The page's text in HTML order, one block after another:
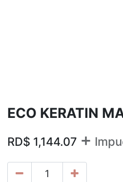
ECO KERATIN
RD$ 1,144.07 +